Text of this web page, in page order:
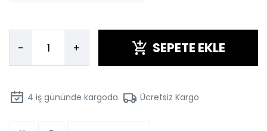
- + SEPETE EKLE
4 iş gününde kargoda Ücretsiz Kargo